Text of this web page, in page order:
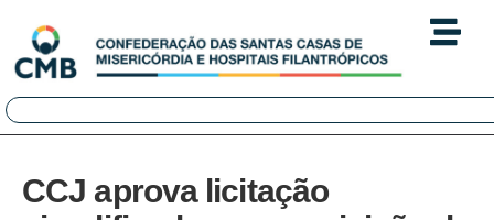
CCJ aprova licitação